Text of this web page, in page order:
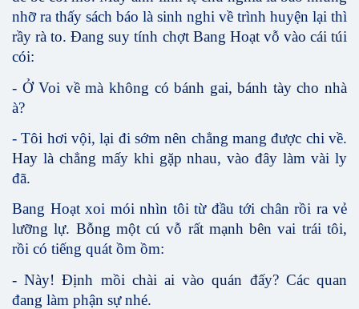
nhỡ ra thấy sách báo là sinh nghi về trình huyện lại thì
rầy rà to. Đang suy tính chợt Bang Hoạt vỗ vào cái túi
cói:
- Ở Voi về mà không có bánh gai, bánh tày cho nhà
à?
- Tôi hơi vội, lại đi sớm nên chẳng mang được chi về.
Hay là chẳng mấy khi gặp nhau, vào đây làm vài ly
đã.
Bang Hoạt xoi mói nhìn tôi từ đầu tới chân rồi ra vẻ
lưỡng lự. Bỗng một cú vỗ rất mạnh bên vai trái tôi,
rồi có tiếng quát ồm ồm:
- Này! Định mồi chài ai vào quán đấy? Các quan
đang làm phận sự nhé.